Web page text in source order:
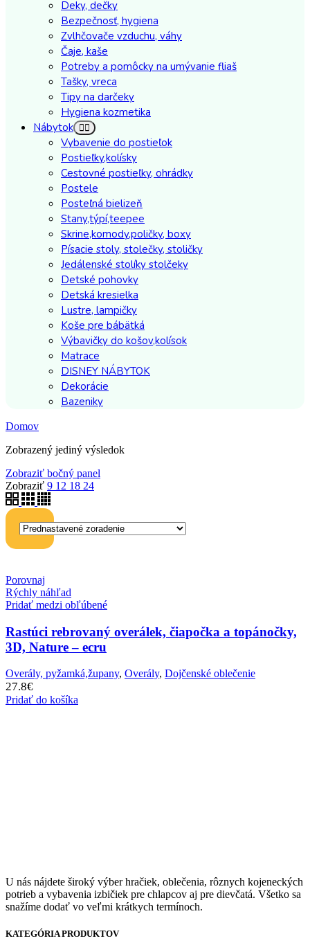
Deky, dečky
Bezpečnosť, hygiena
Zvlhčovače vzduchu, váhy
Čaje, kaše
Potreby a pomôcky na umývanie fliaš
Tašky, vreca
Tipy na darčeky
Hygiena kozmetika
Nábytok
Vybavenie do postieľok
Postieľky,kolísky
Cestovné postieľky, ohrádky
Postele
Posteľná bielizeň
Stany,týpí,teepee
Skrine,komody,poličky, boxy
Písacie stoly, stolečky, stoličky
Jedálenské stolíky stolčeky
Detské pohovky
Detská kresielka
Lustre, lampičky
Koše pre bábätká
Výbavičky do košov,kolísok
Matrace
DISNEY NÁBYTOK
Dekorácie
Bazeniky
Domov
Zobrazený jediný výsledok
Zobraziť bočný panel
Zobraziť 9 12 18 24
Porovnaj
Rýchly náhľad
Pridať medzi obľúbené
Rastúci rebrovaný overálek, čiapočka a topánočky,
3D, Nature – ecru
Overály, pyžamká,župany, Overály, Dojčenské oblečenie
27.8€
Pridať do košíka
U nás nájdete široký výber hračiek, oblečenia, rôznych kojeneckých
potrieb a vybavenia izbičiek pre chlapcov aj pre dievčatá. Všetko sa
snažíme dodať vo veľmi krátkych termínoch.
KATEGÓRIA PRODUKTOV